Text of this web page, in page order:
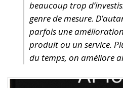
beaucoup trop
genre de mesure.
parfois une
produit ou un service.
du temps, on améliore